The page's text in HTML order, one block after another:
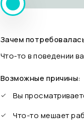
Зачем
Что-то в поведении
Возможные причины:
Вы
Что-то мешает